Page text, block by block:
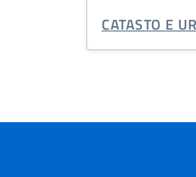
CATEGORIA
CATASTO E